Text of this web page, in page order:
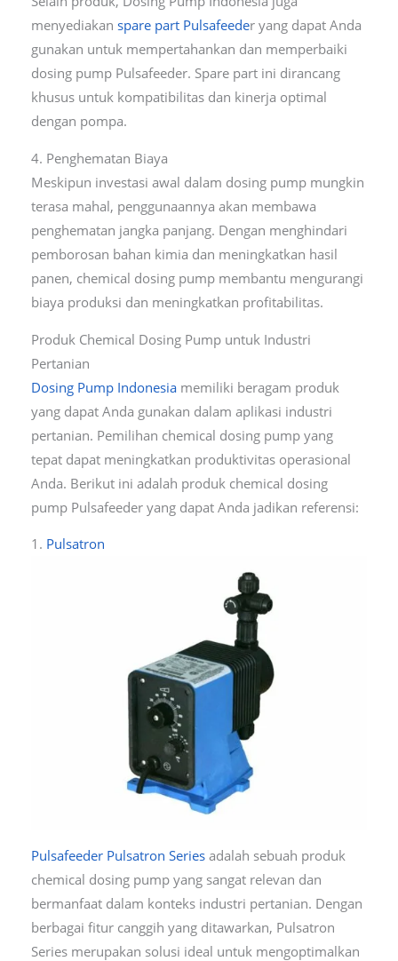
menyediakan spare part Pulsafeeder yang dapat Anda
gunakan untuk mempertahankan dan memperbaiki
dosing pump Pulsafeeder. Spare part ini dirancang
khusus untuk kompatibilitas dan kinerja optimal
dengan pompa.
4. Penghematan Biaya
Meskipun investasi awal dalam dosing pump mungkin
terasa mahal, penggunaannya akan membawa
penghematan jangka panjang. Dengan menghindari
pemborosan bahan kimia dan meningkatkan hasil
panen, chemical dosing pump membantu mengurangi
biaya produksi dan meningkatkan profitabilitas.
Produk Chemical Dosing Pump untuk Industri
Pertanian
Dosing Pump Indonesiamemiliki beragam produk
yang dapat Anda gunakan dalam aplikasi industri
pertanian. Pemilihan chemical dosing pump yang
tepat dapat meningkatkan produktivitas operasional
Anda. Berikut ini adalah produk chemical dosing
pump Pulsafeeder yang dapat Anda jadikan referensi:
1. Pulsatron
Pulsafeeder Pulsatron Seriesadalah sebuah produk
chemical dosing pump yang sangat relevan dan
bermanfaat dalam konteks industri pertanian. Dengan
berbagai fitur canggih yang ditawarkan, Pulsatron
Series merupakan solusi ideal untuk mengoptimalkan